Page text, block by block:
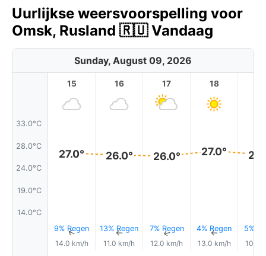
Uurlijkse weersvoorspelling voor
Omsk, Rusland 🇷🇺 Vandaag
Sunday, August 09, 2026
33.0°C
28.0°C
24.0°C
19.0°C
14.0°C
15
27.0°
9% Regen
↑
14.0 km/h
16
26.0°
13% Regen
↑
11.0 km/h
17
26.0°
7% Regen
↑
12.0 km/h
18
27.0°
4% Regen
↑
13.0 km/h
5%
10.0